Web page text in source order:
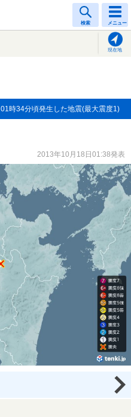
検索 メニュー
現在地
01時34分頃発生した地震(最大震度1)
2013年10月18日01:38発表